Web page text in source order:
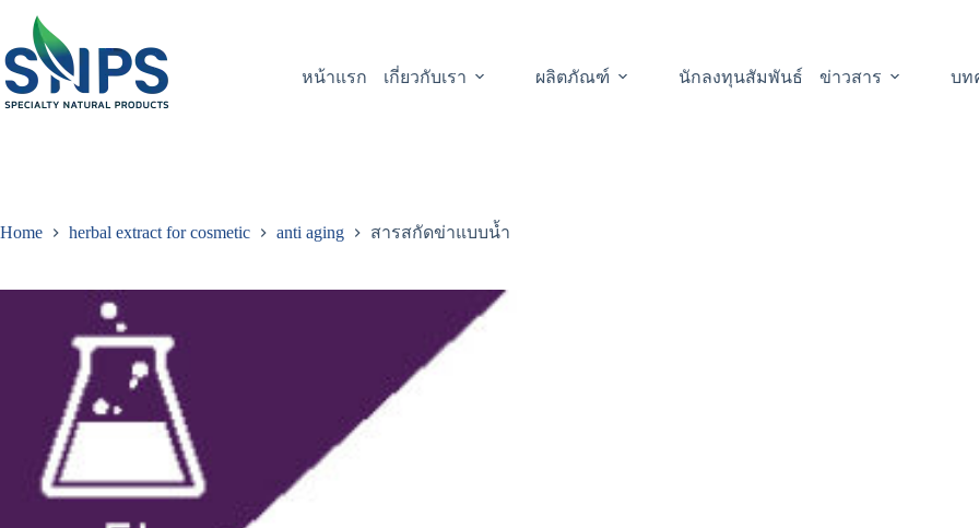
หน้าแรก เกี่ยวกับเรา ผลิตภัณฑ์ นักลงทุนสัมพันธ์ ข่าวสาร บท
Home herbal extract for cosmetic anti aging สารสกัดข่าแบบน้ำ